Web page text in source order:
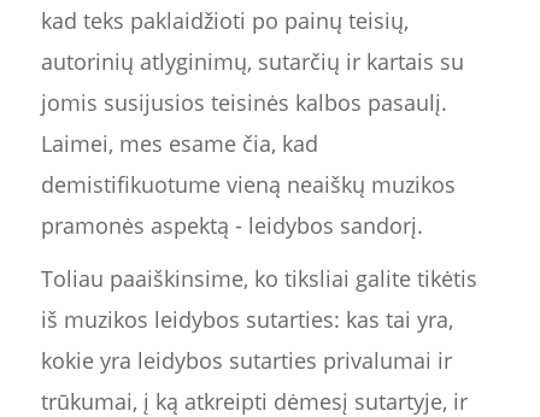
kad teks paklaidžioti po painų teisių,
autorinių atlyginimų, sutarčių ir kartais su
jomis susijusios teisinės kalbos pasaulį.
Laimei, mes esame čia, kad
demistifikuotume vieną neaiškų muzikos
pramonės aspektą - leidybos sandorį.
Toliau paaiškinsime, ko tiksliai galite tikėtis
iš muzikos leidybos sutarties: kas tai yra,
kokie yra leidybos sutarties privalumai ir
trūkumai, į ką atkreipti dėmesį sutartyje, ir